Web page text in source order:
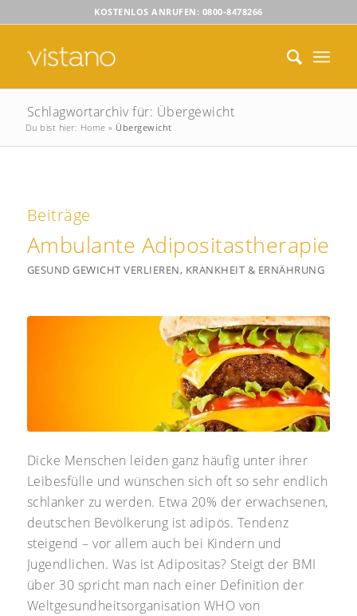
KOSTENLOS ANRUFEN: 0800-8478266
Schlagwortarchiv für: Übergewicht
Du bist hier: Home » Übergewicht
Beiträge
Ambulante Adipositastherapie
GESUND GEWICHT VERLIEREN, KRANKHEIT & ERNÄHRUNG
Dicke Menschen leiden ganz häufig unter ihrer
Leibesfülle und wünschen sich oft so sehr endlich
schlanker zu werden. Etwa 20% der erwachsenen,
deutschen Bevölkerung ist adipös. Tendenz
steigend – vor allem auch bei Kindern und
Jugendlichen. Was ist Adipositas? Steigt der BMI
über 30 spricht man nach einer Definition der
Weltgesundheitsorganisation WHO von